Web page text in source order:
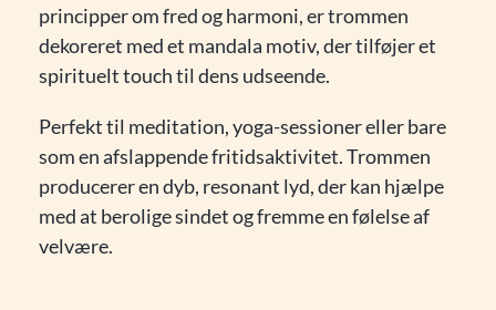
principper om fred og harmoni, er trommen
dekoreret med et mandala motiv, der tilføjer et
spirituelt touch til dens udseende.
Perfekt til meditation, yoga-sessioner eller bare
som en afslappende fritidsaktivitet. Trommen
producerer en dyb, resonant lyd, der kan hjælpe
med at berolige sindet og fremme en følelse af
velvære.